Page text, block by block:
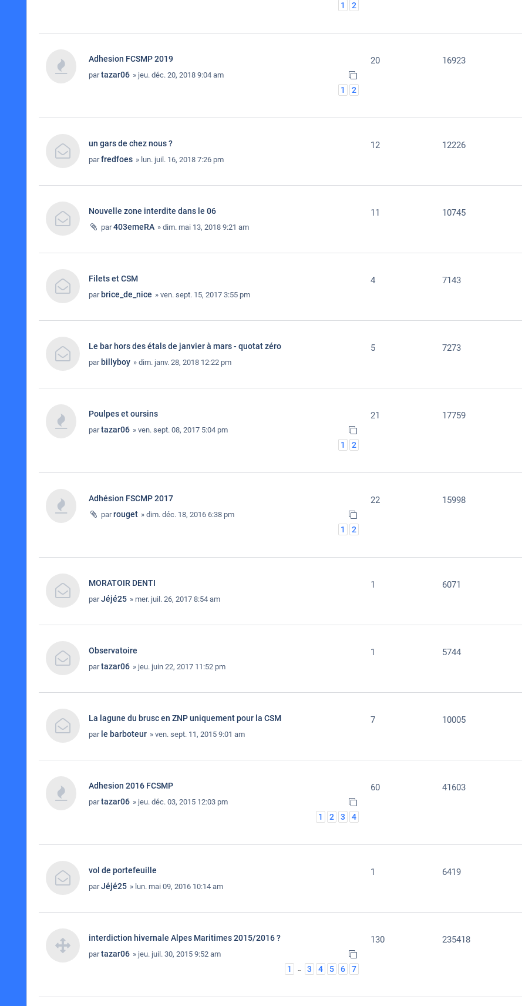
1 2
Adhesion FCSMP 2019
partazar06 » jeu. déc. 20, 2018 9:04 am
1 2
20 16923
un gars de chez nous ?
parfredfoes » lun. juil. 16, 2018 7:26 pm
12 12226
Nouvelle zone interdite dans le 06
par403emeRA » dim. mai 13, 2018 9:21 am
11 10745
Filets et CSM
par brice_de_nice » ven. sept. 15, 2017 3:55 pm
4 7143
Le bar hors des étals de janvier à mars - quotat zéro
par billyboy » dim. janv. 28, 2018 12:22 pm
5 7273
Poulpes et oursins
partazar06 » ven. sept. 08, 2017 5:04 pm
1 2
21 17759
Adhésion FSCMP 2017
parrouget » dim. déc. 18, 2016 6:38 pm
1 2
22 15998
MORATOIR DENTI
parJéjé25 » mer. juil. 26, 2017 8:54 am
1 6071
Observatoire
partazar06 » jeu. juin 22, 2017 11:52 pm
1 5744
La lagune du brusc en ZNP uniquement pour la CSM
par le barboteur » ven. sept. 11, 2015 9:01 am
7 10005
Adhesion 2016 FCSMP
partazar06 » jeu. déc. 03, 2015 12:03 pm
1 2 3 4
60 41603
vol de portefeuille
parJéjé25 » lun. mai 09, 2016 10:14 am
1 6419
interdiction hivernale Alpes Maritimes 2015/2016 ?
partazar06 » jeu. juil. 30, 2015 9:52 am
1 … 3 4 5 6 7
130 235418